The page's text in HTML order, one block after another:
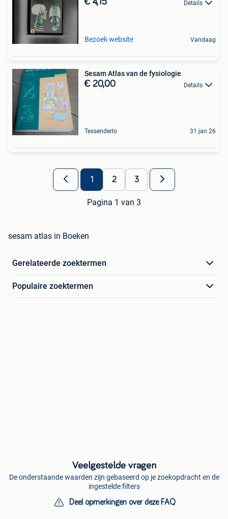
€ 4,15 Details
Bezoek website Vandaag
Sesam Atlas van de fysiologie
€ 20,00 Details
Tessenderlo 31 jan 26
1 2 3
Pagina 1 van 3
sesam atlas in Boeken
Gerelateerde zoektermen
Populaire zoektermen
Veelgestelde vragen
De onderstaande waarden zijn gebaseerd op je zoekopdracht en de
ingestelde filters
Deel opmerkingen over deze FAQ